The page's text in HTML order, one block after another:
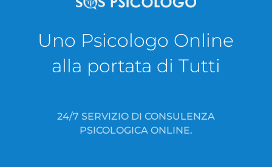
Uno Psicologo Online
alla portata di Tutti
24/7 SERVIZIO DI CONSULENZA
PSICOLOGICA ONLINE.